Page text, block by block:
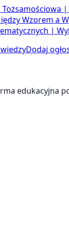
Tożsamościowa
Wzorem a
|
Dodaj
edukacyjna